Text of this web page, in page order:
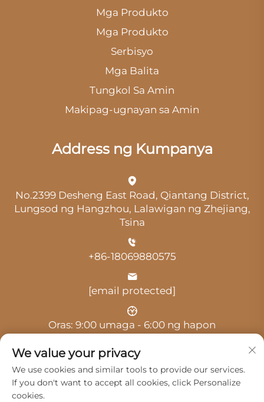
Mga Produkto
Mga Produkto
Serbisyo
Mga Balita
Tungkol Sa Amin
Makipag-ugnayan sa Amin
Address ng Kumpanya
No.2399 Desheng East Road, Qiantang District,
Lungsod ng Hangzhou, Lalawigan ng Zhejiang,
Tsina
+86-18069880575
[email protected]
Oras: 9:00 umaga - 6:00 ng hapon
We value your privacy
We use cookies and similar tools to provide our services.
If you don't want to accept all cookies, click Personalize
cookies.